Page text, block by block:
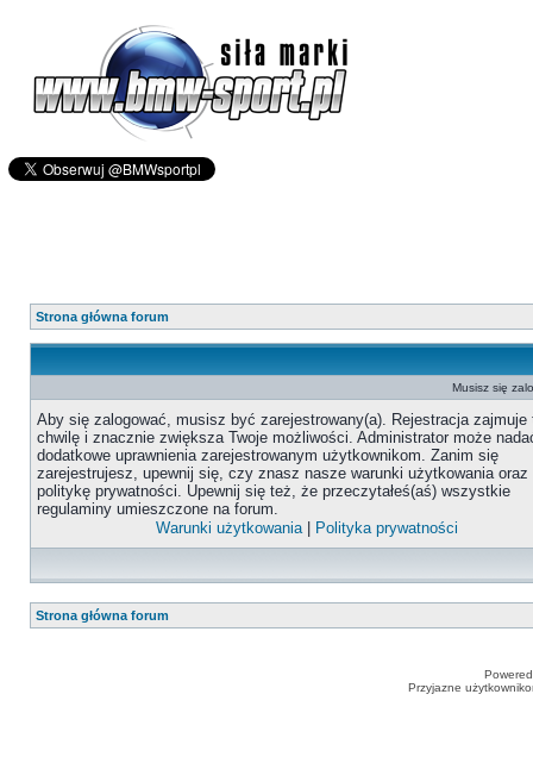
Strona główna forum
Musisz się
Aby się zalogować, musisz być zarejestrowany(a). Rejestracja zajmuje
chwilę i znacznie zwiększa Twoje możliwości. Administrator może
dodatkowe uprawnienia zarejestrowanym użytkownikom. Zanim się
zarejestrujesz, upewnij się, czy znasz nasze warunki użytkowania oraz
politykę prywatności. Upewnij się też, że przeczytałeś(aś) wszystkie
regulaminy umieszczone na forum.
Warunki użytkowania| Polityka prywatności
Strona główna forum
Przyjazne